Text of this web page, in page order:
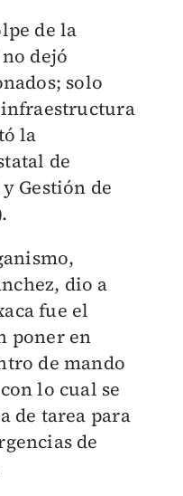
de la
dejó
solo
la
de
Gestión de
dio a
fue el
poner en
de mando
lo cual se
de tarea para
de